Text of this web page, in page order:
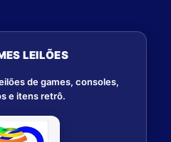
LEILÕES
de games, consoles,
e itens retrô.